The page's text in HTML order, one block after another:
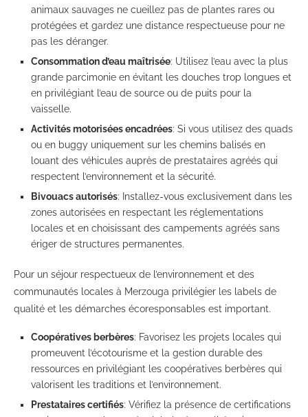
animaux sauvages ne cueillez pas de plantes rares ou
protégées et gardez une distance respectueuse pour ne
pas les déranger.
Consommation d’eau maîtrisée: Utilisez l’eau avec la plus
grande parcimonie en évitant les douches trop longues et
en privilégiant l’eau de source ou de puits pour la
vaisselle.
Activités motorisées encadrées: Si vous utilisez des quads
ou en buggy uniquement sur les chemins balisés en
louant des véhicules auprès de prestataires agréés qui
respectent l’environnement et la sécurité.
Bivouacs autorisés: Installez-vous exclusivement dans les
zones autorisées en respectant les réglementations
locales et en choisissant des campements agréés sans
ériger de structures permanentes.
Pour un séjour respectueux de l’environnement et des
communautés locales à Merzouga privilégier les labels de
qualité et les démarches écoresponsables est important.
Coopératives berbères: Favorisez les projets locales qui
promeuvent l’écotourisme et la gestion durable des
ressources en privilégiant les coopératives berbères qui
valorisent les traditions et l’environnement.
Prestataires certifiés: Vérifiez la présence de certifications